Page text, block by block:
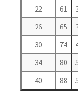
22
61
26
65
30
74
34
80
40
88